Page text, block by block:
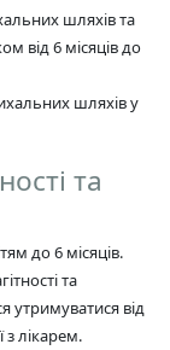
шляхів та
від 6 місяців до
шляхів у
та
до 6 місяців.
та
утримуватися від
з лікарем.